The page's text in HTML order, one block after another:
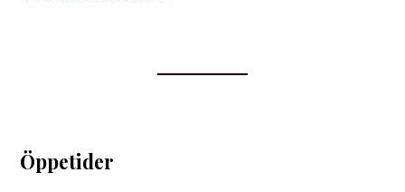
Öppetider